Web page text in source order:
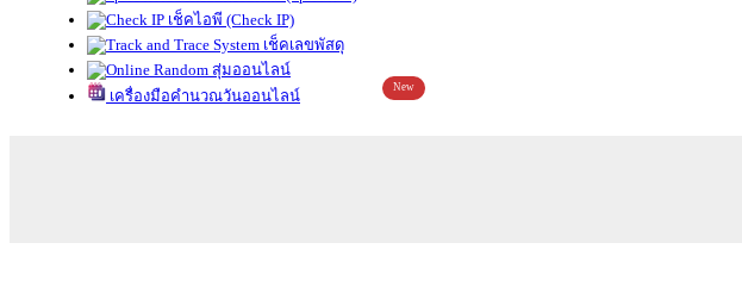
เช็คไอพี (Check IP)
เช็คเลขพัสดุ
สุ่มออนไลน์
เครื่องมือคำนวณวันออนไลน์
New